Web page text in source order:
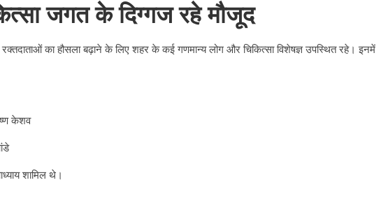
जगत के दिग्गज रहे मौजूद
का हौसला बढ़ाने के लिए शहर के कई गणमान्य लोग और चिकित्सा विशेषज्ञ उपस्थित रहे। इनमें
केशव
शामिल थे।